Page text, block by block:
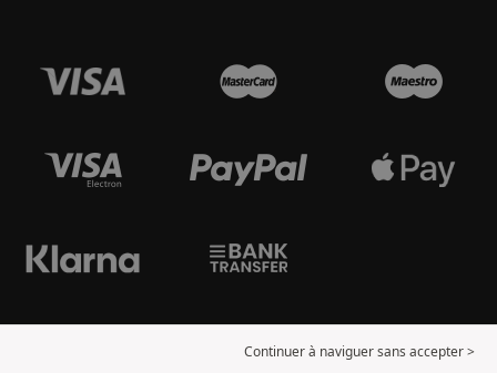
Continuer à naviguer sans accepter >